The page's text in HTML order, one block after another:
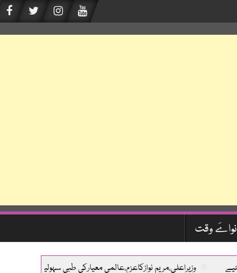
نواےَ وقت
وزیراعلی،مریم نوازکاعزم،عالمی معیارکی طبی سہولیات،جدیدتربیت